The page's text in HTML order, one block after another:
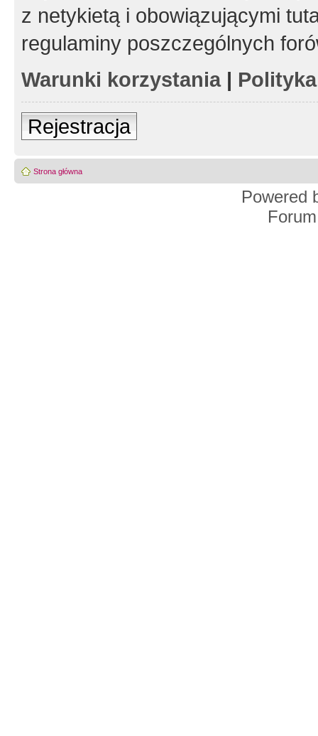
z netykietą i obowiązującymi
regulaminy poszczególnych
Warunki korzystania|
Rejestracja
Strona główna
Powered